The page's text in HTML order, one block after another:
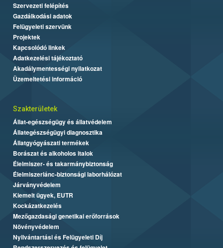
Szervezeti felépítés
Gazdálkodási adatok
Felügyeleti szervünk
Projektek
Kapcsolódó linkek
Adatkezelési tájékoztató
Akadálymentességi nyilatkozat
Üzemeltetési információ
Szakterületek
Állat-egészségügy és állatvédelem
Állategészségügyi diagnosztika
Állatgyógyászati termékek
Borászat és alkoholos italok
Élelmiszer- és takarmánybiztonság
Élelmiszerlánc-biztonsági laborhálózat
Járványvédelem
Kiemelt ügyek, EUTR
Kockázatkezelés
Mezőgazdasági genetikai erőforrások
Növényvédelem
Nyilvántartási és Felügyeleti Díj